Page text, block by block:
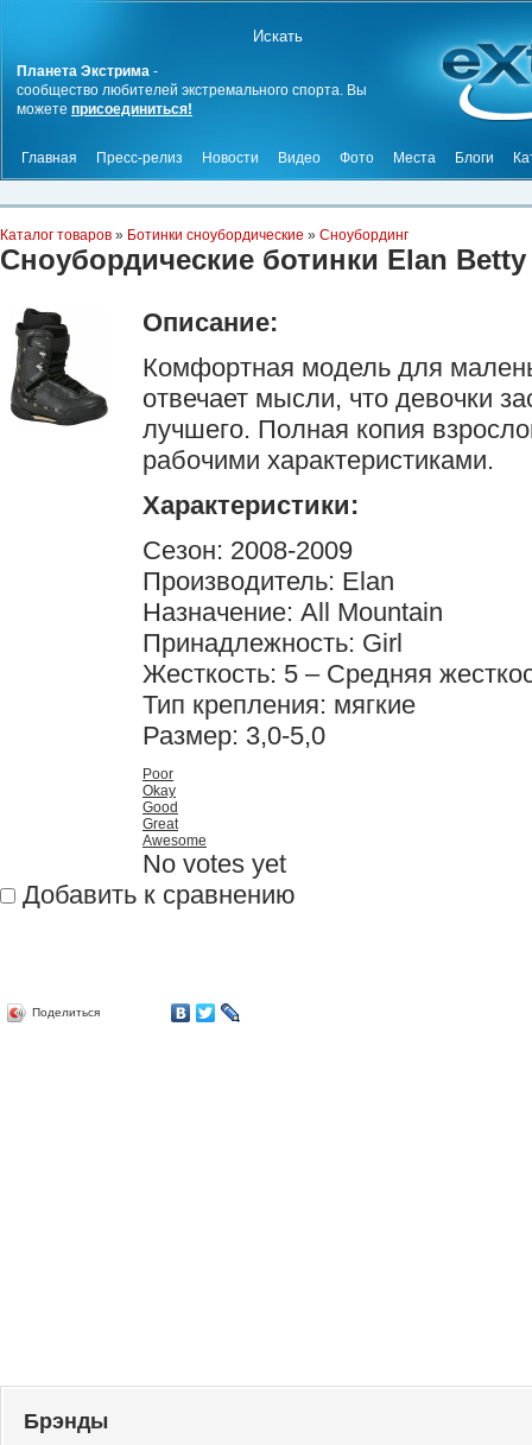
Планета Экстрима -
сообщество любителей экстремального спорта. Вы
можете присоединиться!
Главная Пресс-релиз Новости Видео Фото Места Блоги
Каталог товаров » Ботинки сноубордические » Сноубординг
Сноубордические ботинки Elan
Описание:
Комфортная модель для
отвечает мысли, что девочки
лучшего. Полная копия
рабочими характеристиками.
Характеристики:
Сезон: 2008-2009
Производитель: Elan
Назначение: All Mountain
Принадлежность: Girl
Жесткость: 5 – Средняя
Тип крепления: мягкие
Размер: 3,0-5,0
Poor
Okay
Good
Great
Awesome
No votes yet
Добавить к сравнению
Поделиться
Брэнды